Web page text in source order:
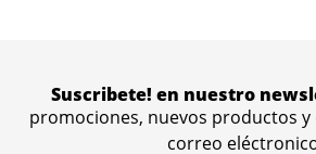
Suscribete! en nuestro
promociones, nuevos productos
correo